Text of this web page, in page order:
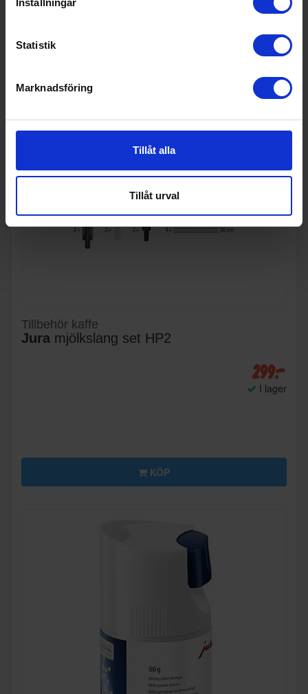
Inställningar
Statistik
Marknadsföring
Tillåt alla
Tillåt urval
Tillbehör kaffe
Jura mjölkslang set HP2
299:-
I lager
KÖP